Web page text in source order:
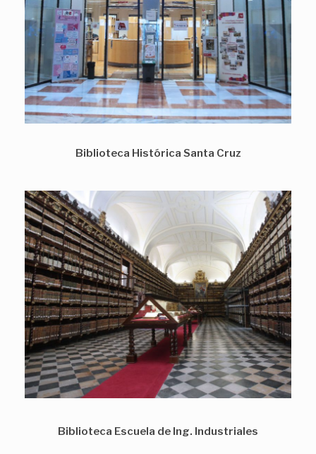
Biblioteca Histórica Santa Cruz
Biblioteca Escuela de Ing. Industriales